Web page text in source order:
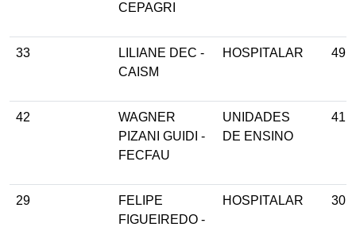
CEPAGRI
33
LILIANE DEC -
CAISM
HOSPITALAR 49
42
WAGNER
PIZANI GUIDI -
FECFAU
UNIDADES
DE ENSINO
41
29
FELIPE
FIGUEIREDO -
HOSPITALAR 30